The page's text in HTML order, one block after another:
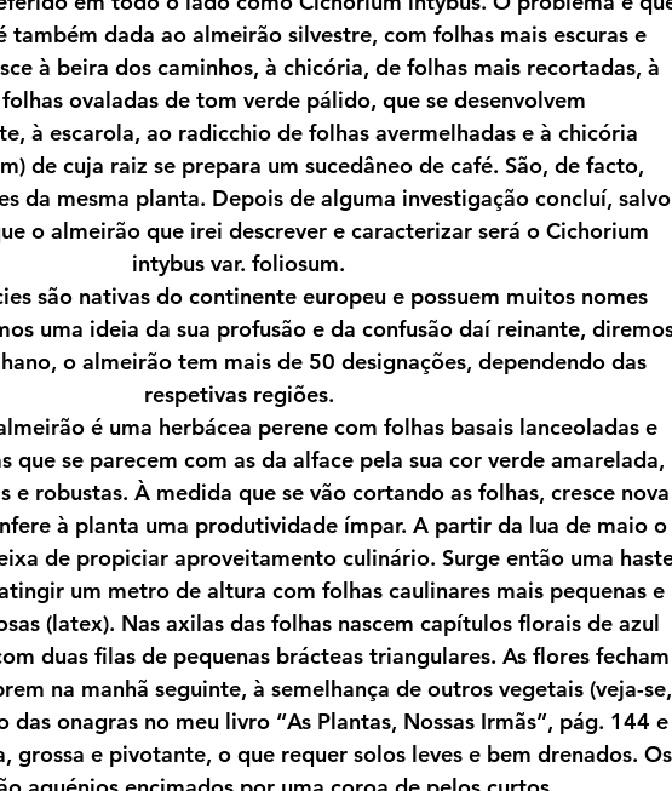
também dada ao almeirão silvestre, com folhas mais escuras e
à beira dos caminhos, à chicória, de folhas mais recortadas, à
ovaladas de tom verde pálido, que se desenvolvem
à escarola, ao radicchio de folhas avermelhadas e à chicória
de cuja raiz se prepara um sucedâneo de café. São, de facto,
da mesma planta. Depois de alguma investigação concluí, salvo
o almeirão que irei descrever e caracterizar será o Cichorium
intybus var. foliosum.
são nativas do continente europeu e possuem muitos nomes
uma ideia da sua profusão e da confusão daí reinante,
o almeirão tem mais de 50 designações, dependendo das
respetivas regiões.
é uma herbácea perene com folhas basais lanceoladas e
que se parecem com as da alface pela sua cor verde amarelada,
e robustas. À medida que se vão cortando as folhas, cresce nova
à planta uma produtividade ímpar. A partir da lua de maio o
de propiciar aproveitamento culinário. Surge então uma
um metro de altura com folhas caulinares mais pequenas e
(latex). Nas axilas das folhas nascem capítulos florais de azul
duas filas de pequenas brácteas triangulares. As flores fecham
na manhã seguinte, à semelhança de outros vegetais (veja-se,
das onagras no meu livro “As Plantas, Nossas Irmãs”, pág. 144 e
grossa e pivotante, o que requer solos leves e bem drenados. Os